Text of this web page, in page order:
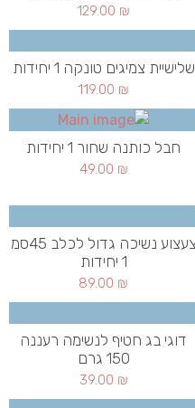
129.00 ₪
שלישיית צמיגים טונקה 1 יחידות
119.00 ₪
חבל כותנה שחור 1 יחידות
49.00 ₪
צעצוע נשיכה גדול לכלב 45סמ
1 יחידות
89.00 ₪
דוגי בג חטיף לנשימה רעננה
150 גרם
39.00 ₪